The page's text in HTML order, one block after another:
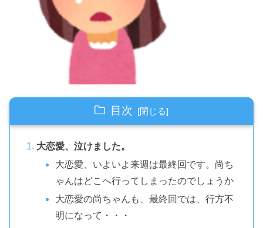
目次
大恋愛、泣けました。
大恋愛、いよいよ来週は最終回です。尚ち
ゃんはどこへ行ってしまったのでしょうか
大恋愛の尚ちゃんも、最終回では、行方不
明になって・・・